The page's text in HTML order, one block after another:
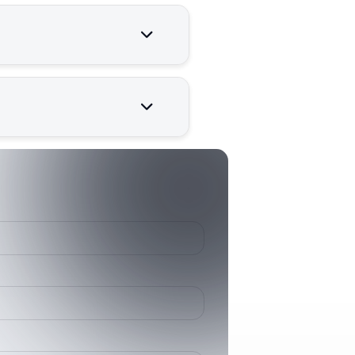
için kritik öneme